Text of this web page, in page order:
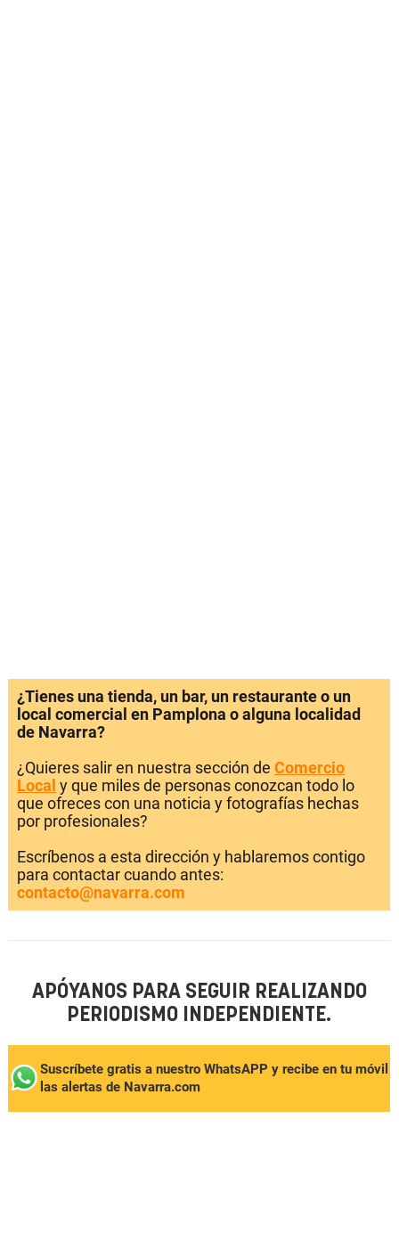
¿Tienes una tienda, un bar, un restaurante o un
local comercial en Pamplona o alguna localidad
de Navarra?
¿Quieres salir en nuestra sección de Comercio
Local y que miles de personas conozcan todo lo
que ofreces con una noticia y fotografías hechas
por profesionales?
Escríbenos a esta dirección y hablaremos contigo
para contactar cuando antes:
contacto@navarra.com
APÓYANOS PARA SEGUIR REALIZANDO
PERIODISMO INDEPENDIENTE.
Suscríbete gratis a nuestro WhatsAPP y recibe en tu móvil
las alertas de Navarra.com